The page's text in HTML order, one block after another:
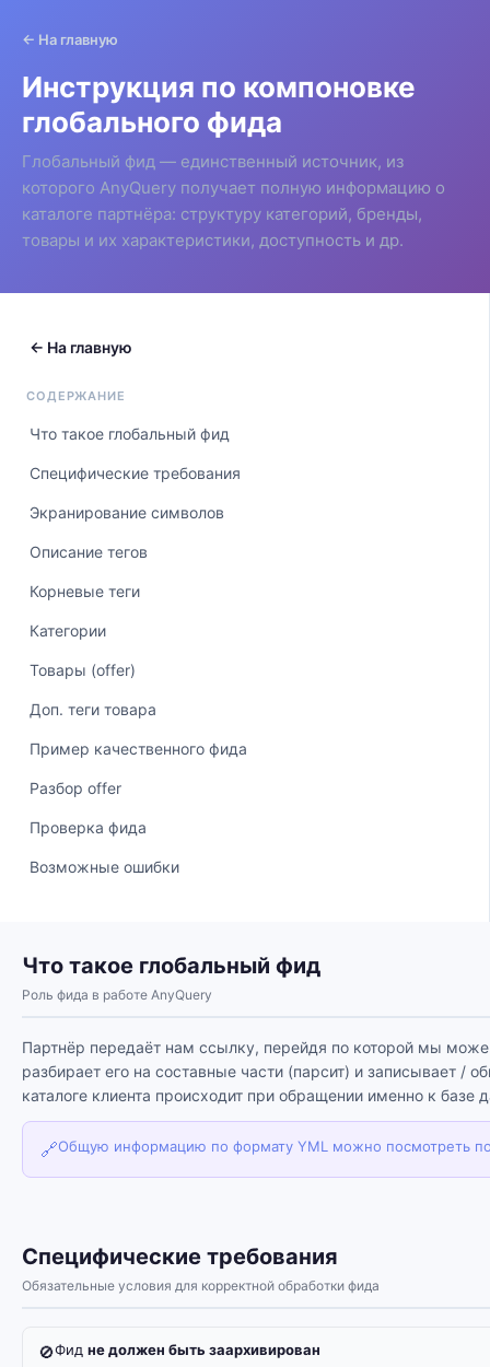
← На главную
Инструкция по компоновке
глобального фида
Глобальный фид — единственный источник, из
которого AnyQuery получает полную информацию о
каталоге партнёра: структуру категорий, бренды,
товары и их характеристики, доступность и др.
← На главную
СОДЕРЖАНИЕ
Что такое глобальный фид
Специфические требования
Экранирование символов
Описание тегов
Корневые теги
Категории
Товары (offer)
Доп. теги товара
Пример качественного фида
Разбор offer
Проверка фида
Возможные ошибки
Что такое глобальный фид
Роль фида в работе AnyQuery
Партнёр передаёт нам ссылку, перейдя по которой мы
разбирает его на составные части (парсит) и записывает /
каталоге клиента происходит при обращении именно к базе
🔗Общую информацию по формату YML можно посмотреть
Специфические требования
Обязательные условия для корректной обработки фида
🚫Фид не должен быть заархивирован